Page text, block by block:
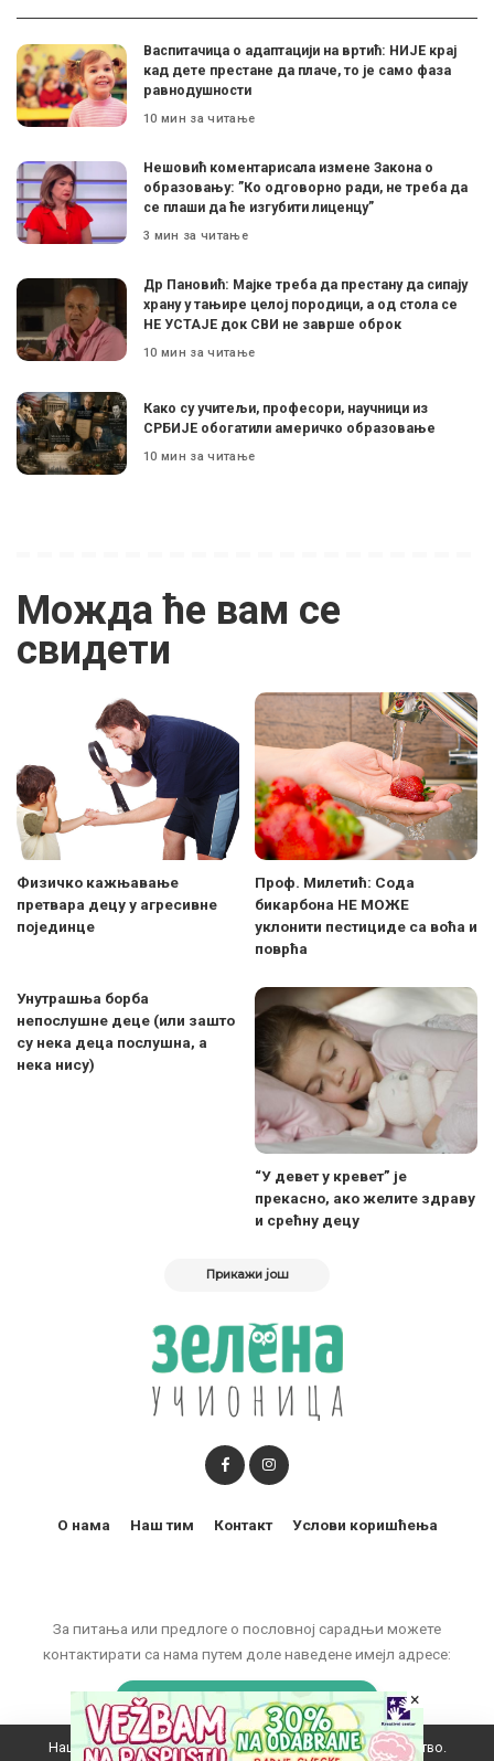
Васпитачица о адаптацији на вртић: НИЈЕ крај
кад дете престане да плаче, то је само фаза
равнодушности
10 мин за читање
Нешовић коментарисала измене Закона о
образовању: ”Ко одговорно ради, не треба да
се плаши да ће изгубити лиценцу”
3 мин за читање
Др Пановић: Мајке треба да престану да сипају
храну у тањире целој породици, а од стола се
НЕ УСТАЈЕ док СВИ не заврше оброк
10 мин за читање
Како су учитељи, професори, научници из
СРБИЈЕ обогатили америчко образовање
10 мин за читање
Можда ће вам се
свидети
Физичко кажњавање
претвара децу у агресивне
појединце
Проф. Милетић: Сода
бикарбона НЕ МОЖЕ
уклонити пестициде са воћа и
поврћа
Унутрашња борба
непослушне деце (или зашто
су нека деца послушна, а
нека нису)
“У девет у кревет” је
прекасно, ако желите здраву
и срећну децу
Прикажи још
За питања или предлоге о пословној сарадњи можете
контактирати са нама путем доле наведене имејл адресе:
marketing@zelenaucionica.com
О нама Наш тим Контакт Услови коришћења
Наш вебсајт користи колачиће да побољша ваше искуство.
×